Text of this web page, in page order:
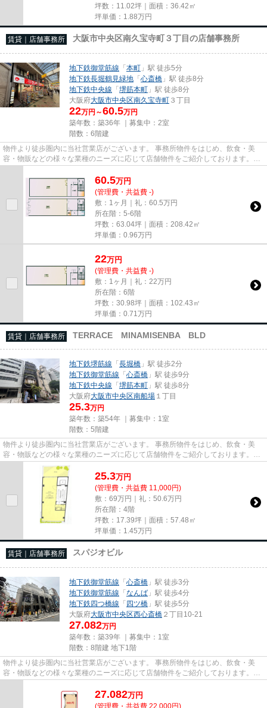
坪数：11.02坪｜面積：36.42㎡
坪単価： 1.88万円
賃貸｜店舗事務所 大阪市中央区南久宝寺町３丁目の店舗事務所
地下鉄御堂筋線 「本町 」駅 徒歩5分
地下鉄長堀鶴見緑地 「心斎橋 」駅 徒歩8分
地下鉄中央線 「堺筋本町 」駅 徒歩8分
大阪府大阪市中央区南久宝寺町 ３丁目
22万円～60.5万円
築年数：築36年 ｜募集中： 2室
階数：6階建
物件より徒歩圏内に当社営業店がございます。 事務所物件をはじめ、飲食・美
容・物販などの様々な業種のニーズに応じて店舗物件をご紹介しております。
尚、弊社ではおとり広告は一切...
60.5万円
(管理費・共益費 -)
敷：1ヶ月｜礼：60.5万円
所在階：5-6階
坪数：63.04坪｜面積：208.42㎡
坪単価： 0.96万円
22万円
(管理費・共益費 -)
敷：1ヶ月｜礼：22万円
所在階：6階
坪数：30.98坪｜面積：102.43㎡
坪単価： 0.71 万円
賃貸｜店舗事務所 TERRACE MINAMISENBA BLD
地下鉄堺筋線 「長堀橋 」駅 徒歩2分
地下鉄御堂筋線 「心斎橋 」駅 徒歩9分
地下鉄中央線 「堺筋本町 」駅 徒歩8分
大阪府大阪市中央区南船場 １丁目
25.3万円
築年数：築54年 ｜募集中： 1室
階数：5階建
物件より徒歩圏内に当社営業店がございます。 事務所物件をはじめ、飲食・美
容・物販などの様々な業種のニーズに応じて店舗物件をご紹介しております。
尚、弊社ではおとり広告は一切...
25.3万円
(管理費・共益費 11,000円)
敷：69万円｜礼：50.6万円
所在階：4階
坪数：17.39坪｜面積：57.48㎡
坪単価： 1.45万円
賃貸｜店舗事務所 スパジオビル
地下鉄御堂筋線 「心斎橋 」駅 徒歩3分
地下鉄御堂筋線 「なんば 」駅 徒歩4分
地下鉄四つ橋線 「四ツ橋 」駅 徒歩5分
大阪府大阪市中央区西心斎橋 ２丁目10-21
27.082万円
築年数：築39年 ｜募集中： 1室
階数：8階建 地下1階
物件より徒歩圏内に当社営業店がございます。 事務所物件をはじめ、飲食・美
容・物販などの様々な業種のニーズに応じて店舗物件をご紹介しております。
尚、弊社ではおとり広告は一切...
27.082万円
(管理費・共益費 22,000円)